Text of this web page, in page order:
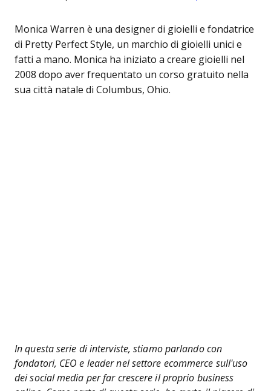
Monica Warren è una designer di gioielli e fondatrice
di Pretty Perfect Style, un marchio di gioielli unici e
fatti a mano. Monica ha iniziato a creare gioielli nel
2008 dopo aver frequentato un corso gratuito nella
sua città natale di Columbus, Ohio.
In questa serie di interviste, stiamo parlando con
fondatori, CEO e leader nel settore ecommerce sull'uso
dei social media per far crescere il proprio business